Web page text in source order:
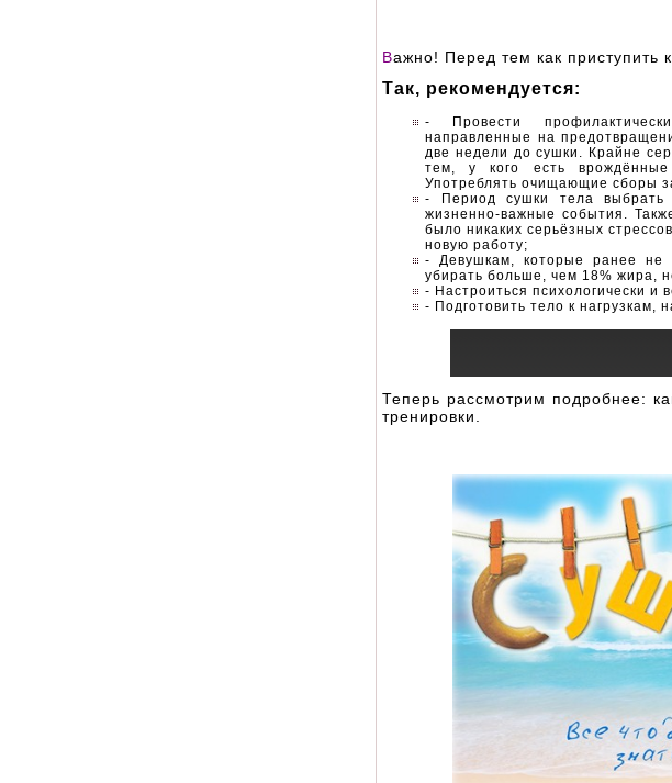
Важно! Перед тем как приступить
Так, рекомендуется:
- Провести
направленные на
две недели до сушки. Крайне
тем, у кого есть
Употреблять очищающие сборы
- Период сушки тела выбрать
жизненно-важные события.
было никаких серьёзных
новую работу;
- Девушкам, которые ранее не
убирать больше, чем 18% жира,
- Настроиться психологически и
- Подготовить тело к нагрузкам,
Теперь рассмотрим подробнее:
тренировки.